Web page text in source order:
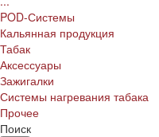
POD-Системы
Кальянная продукция
Табак
Аксессуары
Зажигалки
Системы нагревания табака
Прочее
Поиск